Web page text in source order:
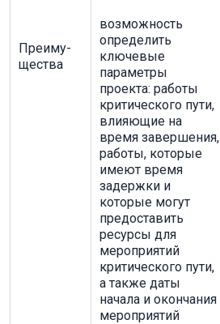
Преиму-
щества
возможность
определить
ключевые
параметры
проекта: работы
критического пути,
влияющие на
время завершения,
работы, которые
имеют время
задержки и
которые могут
предоставить
ресурсы для
мероприятий
критического пути,
а также даты
начала и окончания
мероприятий